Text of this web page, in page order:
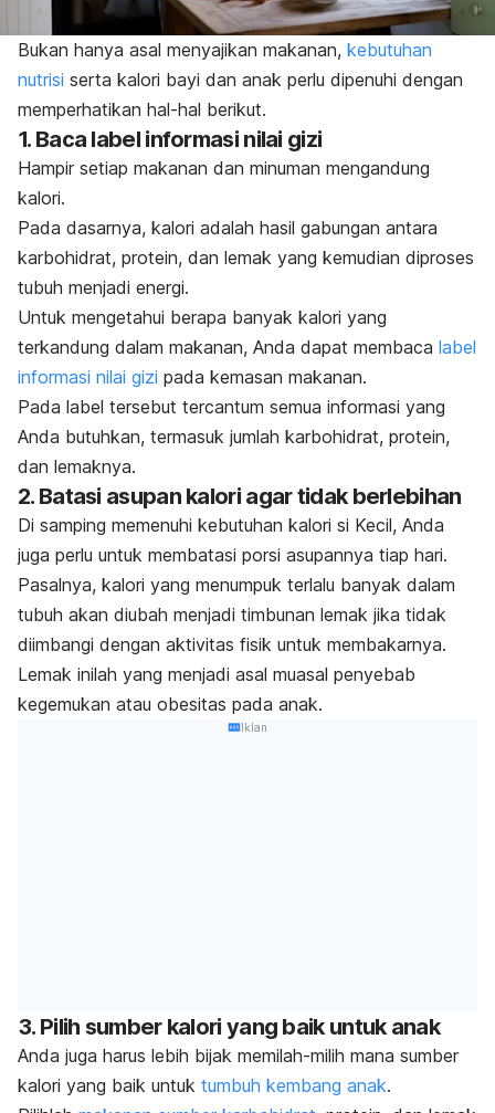
Bukan hanya asal menyajikan makanan, kebutuhan
nutrisi serta kalori bayi dan anak perlu dipenuhi dengan
memperhatikan hal-hal berikut.
1. Baca label informasi nilai gizi
Hampir setiap makanan dan minuman mengandung
kalori.
Pada dasarnya, kalori adalah hasil gabungan antara
karbohidrat, protein, dan lemak yang kemudian diproses
tubuh menjadi energi.
Untuk mengetahui berapa banyak kalori yang
terkandung dalam makanan, Anda dapat membaca label
informasi nilai gizi pada kemasan makanan.
Pada label tersebut tercantum semua informasi yang
Anda butuhkan, termasuk jumlah karbohidrat, protein,
dan lemaknya.
2. Batasi asupan kalori agar tidak berlebihan
Di samping memenuhi kebutuhan kalori si Kecil, Anda
juga perlu untuk membatasi porsi asupannya tiap hari.
Pasalnya, kalori yang menumpuk terlalu banyak dalam
tubuh akan diubah menjadi timbunan lemak jika tidak
diimbangi dengan aktivitas fisik untuk membakarnya.
Lemak inilah yang menjadi asal muasal penyebab
kegemukan atau obesitas pada anak.
Iklan
3. Pilih sumber kalori yang baik untuk anak
Anda juga harus lebih bijak memilah-milih mana sumber
kalori yang baik untuk tumbuh kembang anak.